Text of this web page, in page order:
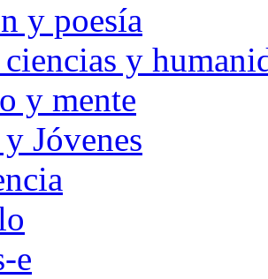
y poesía
y
y mente
Jóvenes
e